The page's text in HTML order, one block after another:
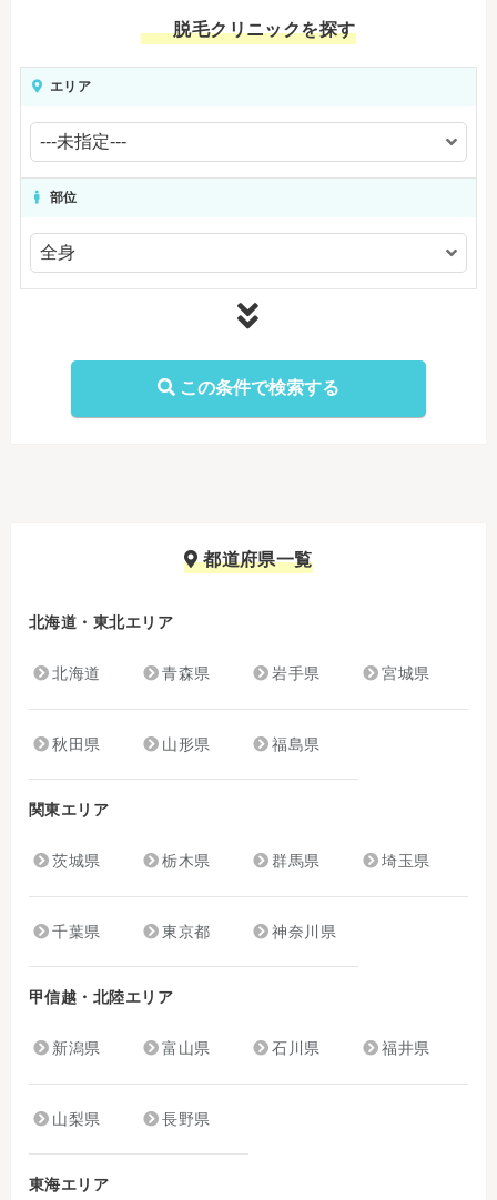
脱毛クリニックを探す
エリア
部位
都道府県一覧
北海道・東北エリア
北海道 青森県 岩手県 宮城県
秋田県 山形県 福島県
関東エリア
茨城県 栃木県 群馬県 埼玉県
千葉県 東京都 神奈川県
甲信越・北陸エリア
新潟県 富山県 石川県 福井県
山梨県 長野県
東海エリア